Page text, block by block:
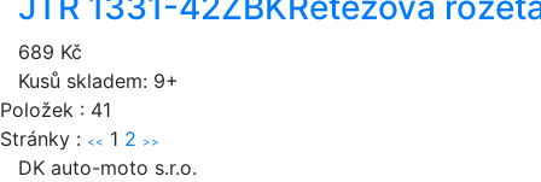
689 Kč
Kusů skladem: 9+
Položek : 41
Stránky : << 1 2 >>
DK auto-moto s.r.o.